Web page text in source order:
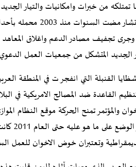
وقابلا للنمو
وجرى تجفيف مصادر الدعم واغلاق
الجديد المتشكل من جمعيات العمل
القنبلة التي انفجر ت في المنطقة
القاعدة ضد المصالح الامريكية في
والمؤتمر تمنح الحركة موقع النظام
وتعتبران خوض الاخوان للعمل